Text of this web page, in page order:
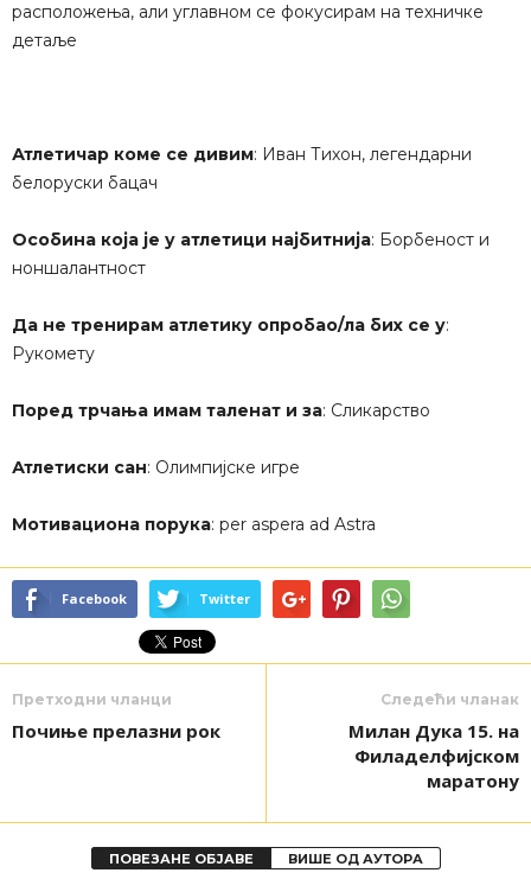
расположења, али углавном се фокусирам на техничке
детаље
Атлетичар коме се дивим: Иван Тихон, легендарни
белоруски бацач
Особина која је у атлетици најбитнија: Борбеност и
ноншалантност
Да не тренирам атлетику опробао/ла бих се у:
Рукомету
Поред трчања имам таленат и за: Сликарство
Атлетиски сан: Олимпијске игре
Мотивациона порука: per aspera ad Astra
Facebook Twitter
Претходни чланци
Почиње прелазни рок
Следећи чланак
Милан Дука 15. на
Филаделфијском
маратону
ПОВЕЗАНЕ ОБЈАВЕ ВИШЕ ОД АУТОРА